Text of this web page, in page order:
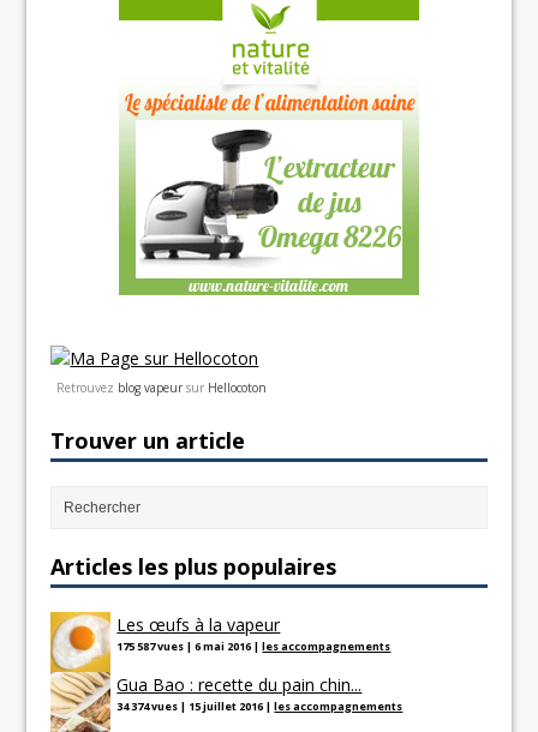
Retrouvez blog vapeur sur Hellocoton
Trouver un article
Articles les plus populaires
Les œufs à la vapeur
175 587 vues |6 mai 2016 |les accompagnements
Gua Bao : recette du pain chin...
34 374 vues | 15 juillet 2016 |les accompagnements